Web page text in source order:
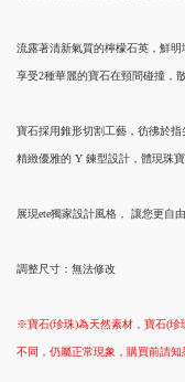
流露著清新氣質的檸檬石英，鮮明
享受2種華麗的寶石在頸間碰撞，
寶石採用錐形切割工藝，彷彿於指
精緻優雅的 Y 鍊型設計，體現珠
展現ete獨家設計風格， 讓您更自
調整尺寸：無法修改
※寶石(珍珠)為天然素材，寶石(珍
不同，仍屬正常現象，購買前請知